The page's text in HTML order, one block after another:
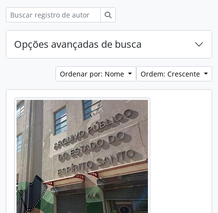
Opções avançadas de busca
Ordenar por: Nome Ordem: Crescente